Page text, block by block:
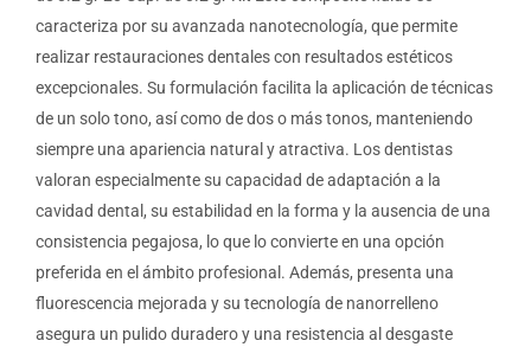
caracteriza por su avanzada nanotecnología, que permite
realizar restauraciones dentales con resultados estéticos
excepcionales. Su formulación facilita la aplicación de técnicas
de un solo tono, así como de dos o más tonos, manteniendo
siempre una apariencia natural y atractiva. Los dentistas
valoran especialmente su capacidad de adaptación a la
cavidad dental, su estabilidad en la forma y la ausencia de una
consistencia pegajosa, lo que lo convierte en una opción
preferida en el ámbito profesional. Además, presenta una
fluorescencia mejorada y su tecnología de nanorrelleno
asegura un pulido duradero y una resistencia al desgaste